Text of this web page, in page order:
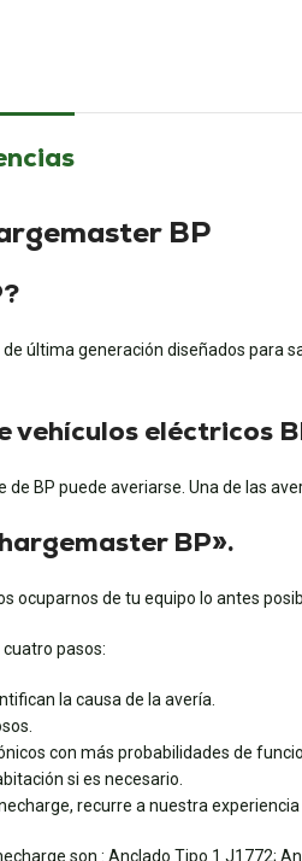
BP
última generación diseñados
vehículos eléctricos
BP puede averiarse. Una de las
BP».
ocuparnos de tu equipo lo antes
pasos:
la causa de la avería.
con más probabilidades de
si es necesario.
recurre a nuestra
son : Anclado Tipo 1 J1772;